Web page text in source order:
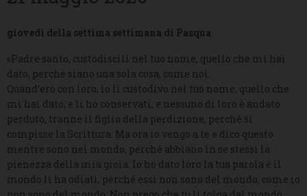
giovedì della settima settimana di Pasqua
«Padre santo, custodiscili nel tuo nome, quello che mi hai
dato, perché siano una sola cosa, come noi.
Quand’ero con loro, io li custodivo nel tuo nome, quello che
mi hai dato, e li ho conservati, e nessuno di loro è andato
perduto, tranne il figlio della perdizione, perché si
compisse la Scrittura. Ma ora io vengo a te e dico questo
mentre sono nel mondo, perché abbiano in se stessi la
pienezza della mia gioia. Io ho dato loro la tua parola e il
mondo li ha odiati, perché essi non sono del mondo, come io